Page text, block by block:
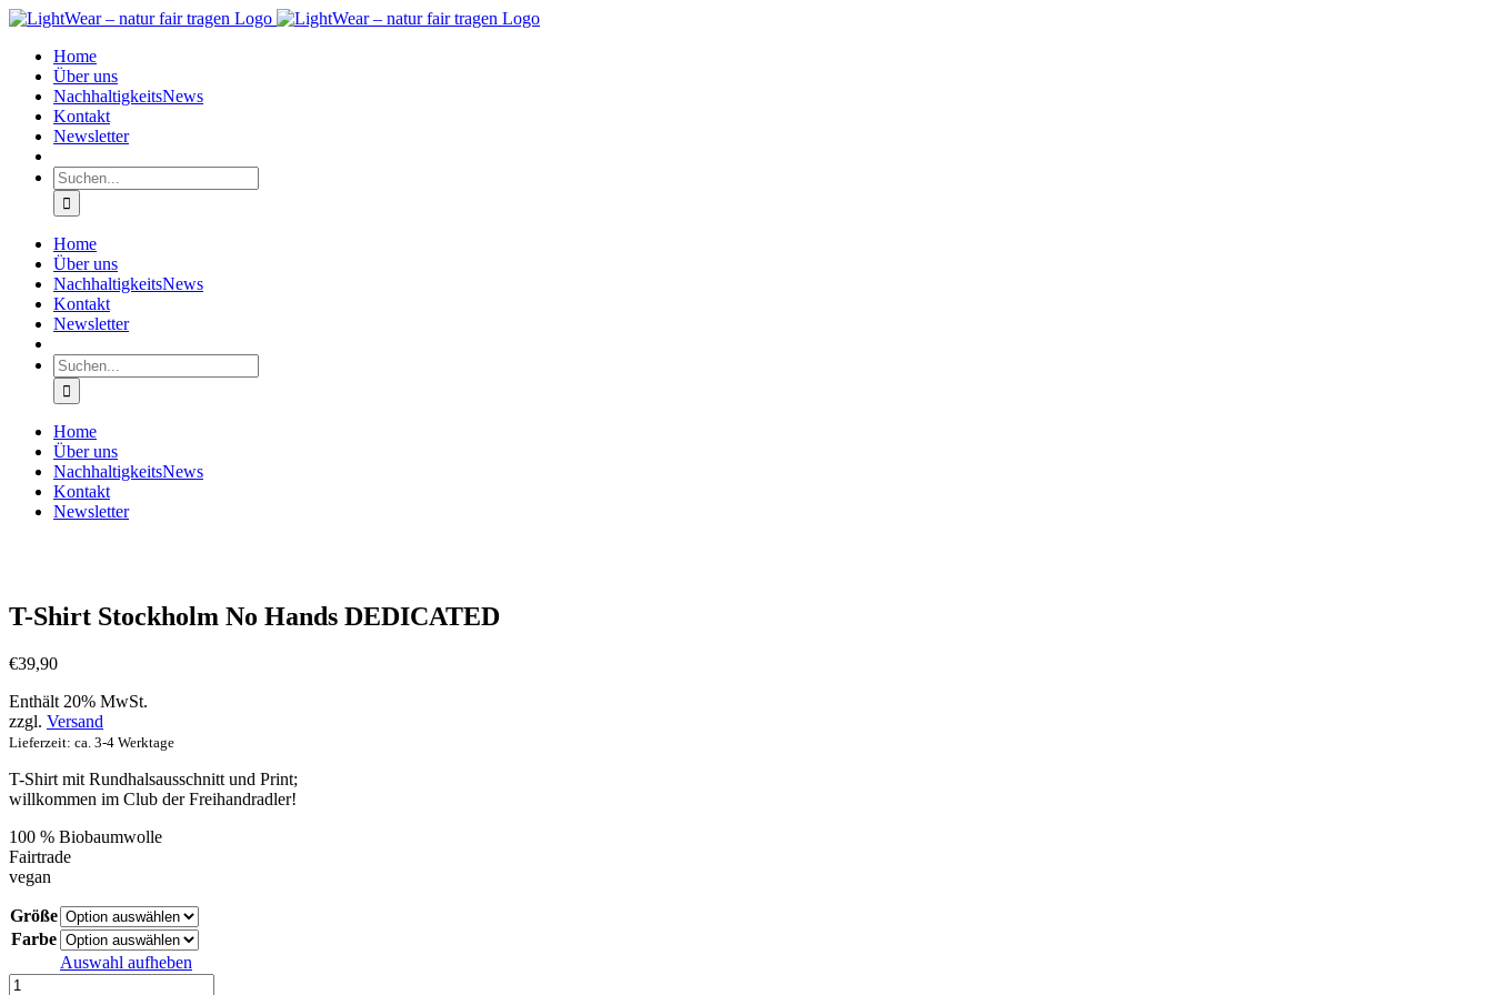
Zum
springenHome
Über uns
NachhaltigkeitsNews
Kontakt
Newsletter
Suche
nach:
Home
Über uns
NachhaltigkeitsNews
Kontakt
Newsletter
Suche
nach:
Home
Über uns
NachhaltigkeitsNews
Kontakt
Newsletter
T-Shirt Stockholm No Hands DEDICATED
€39,90
Enthält 20% MwSt.
zzgl. Versand
Lieferzeit: ca. 3-4 Werktage
T-Shirt mit Rundhalsausschnitt und Print;
willkommen im Club der Freihandradler!
100 % Biobaumwolle
Fairtrade
vegan
Größe
Farbe
Auswahl aufheben
T-